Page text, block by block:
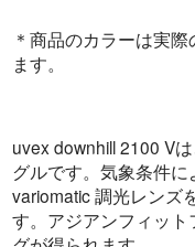
＊商品のカラーは実
ます。
uvex downhill 2100 V
グルです。気象条件
variomatic 調光レンズ
す。アジアンフィッ